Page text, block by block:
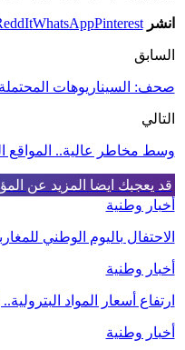
انشر WhatsAppPinterest
السابق
صحف: السيناريوهات
التالي
وسط مخاطر عالية.. المواقع
قد يعجبك ايضا المزيد عن
أخبار وطنية
الاحتفال باليوم الوطني
أخبار وطنية
ارتفاع أسعار المواد
أخبار وطنية